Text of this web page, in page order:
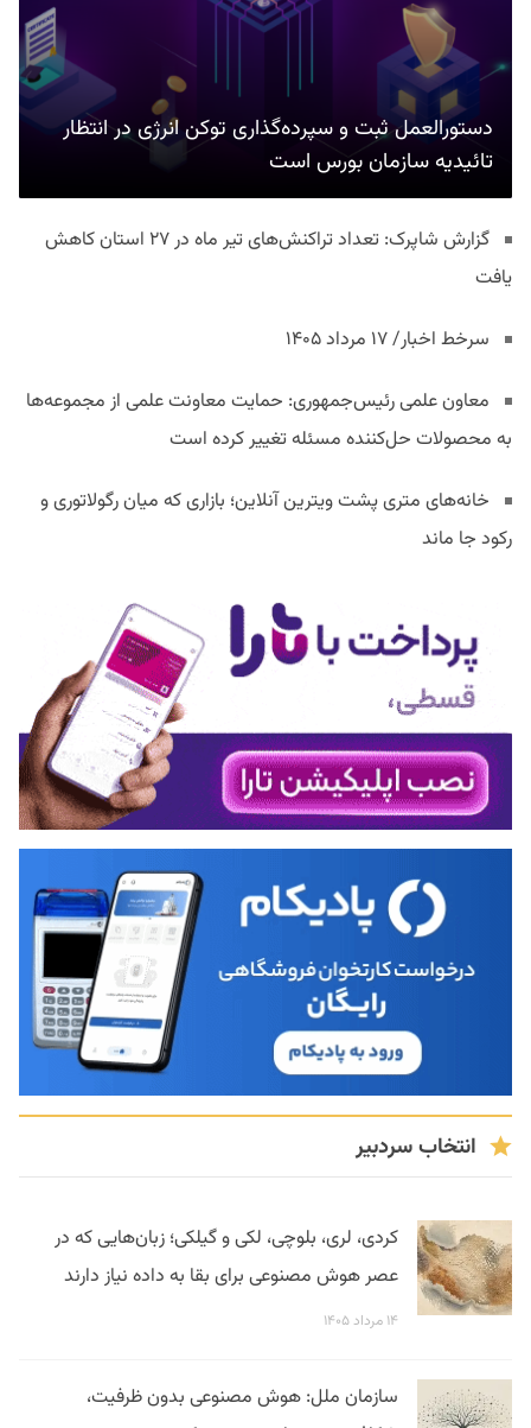
دستورالعمل ثبت و سپرده‌گذاری توکن انرژی در انتظار
تائیدیه سازمان بورس است
گزارش شاپرک: تعداد تراکنش‌های تیر ماه در ۲۷ استان‌ کاهش
یافت
سرخط اخبار/ ۱۷ مرداد ۱۴۰۵
معاون علمی رئیس‌جمهوری: حمایت معاونت علمی از مجموعه‌ها
به محصولات حل‌کننده مسئله تغییر کرده است
خانه‌های متری پشت ویترین آنلاین؛ بازاری که میان رگولاتوری و
رکود جا ماند
انتخاب سردبیر
کردی، لری، بلوچی، لکی و گیلکی؛ زبان‌هایی که در
عصر هوش مصنوعی برای بقا به داده نیاز دارند
۱۴ مرداد ۱۴۰۵
سازمان ملل: هوش مصنوعی بدون ظرفیت،